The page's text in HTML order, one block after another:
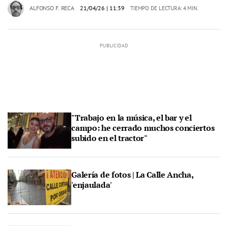
ALFONSO F. RECA 21/04/26 | 11:39 TIEMPO DE LECTURA: 4 MIN.
"Trabajo en la música, el bar y el
campo: he cerrado muchos conciertos
subido en el tractor"
Galería de fotos | La Calle Ancha,
'enjaulada'